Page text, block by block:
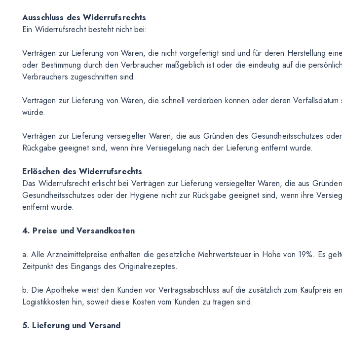
Ausschluss des Widerrufsrechts
Ein Widerrufsrecht besteht nicht bei:
Verträgen zur Lieferung von Waren, die nicht vorgefertigt sind und für deren Herstellung
oder Bestimmung durch den Verbraucher maßgeblich ist oder die eindeutig auf die
Verbrauchers zugeschnitten sind.
Verträgen zur Lieferung von Waren, die schnell verderben können oder deren Verfallsdatum
würde.
Verträgen zur Lieferung versiegelter Waren, die aus Gründen des Gesundheitsschutzes
Rückgabe geeignet sind, wenn ihre Versiegelung nach der Lieferung entfernt wurde.
Erlöschen des Widerrufsrechts
Das Widerrufsrecht erlischt bei Verträgen zur Lieferung versiegelter Waren, die aus
Gesundheitsschutzes oder der Hygiene nicht zur Rückgabe geeignet sind, wenn ihre
entfernt wurde.
4. Preise und Versandkosten
a. Alle Arzneimittelpreise enthalten die gesetzliche Mehrwertsteuer in Höhe von 19%. Es
Zeitpunkt des Eingangs des Originalrezeptes.
b. Die Apotheke weist den Kunden vor Vertragsabschluss auf die zusätzlich zum Kaufpreis
Logistikkosten hin, soweit diese Kosten vom Kunden zu tragen sind.
5. Lieferung und Versand